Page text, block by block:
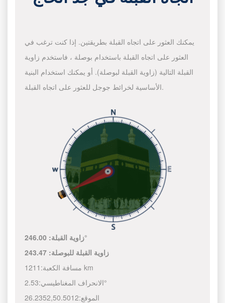
يمكنك العثور على اتجاه القبلة بطريقتين. إذا كنت ترغب في
العثور على اتجاه القبلة باستخدام بوصلة ، فاستخدم زاوية
القبلة التالية (زاوية القبلة لبوصلة). أو يمكنك استخدام البنية
الأساسية لخرائط جوجل للعثور على اتجاه القبلة.
زاوية القبلة:246.00°
زاوية القبلة للبوصلة: 243.47
مسافة الكعبة: 1211 km
الانحراف المغناطيسي:2.53°
الموقع:
26.2352,50.5012